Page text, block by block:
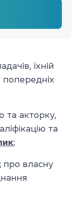
їхній
попередніх
та акторку,
та
;
про власну